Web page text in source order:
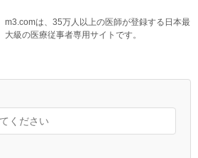
m3.comは、35万人以上の医師が登録する日本最
大級の医療従事者専用サイトです。